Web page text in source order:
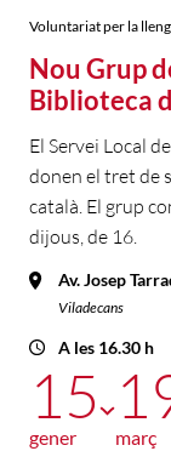
Voluntariat per la
Nou Grup
Biblioteca
El Servei Local
donen el tret de
català. El grup
dijous, de 16.
Av. Josep
Viladecans
A les 16.30 h
15
gener març